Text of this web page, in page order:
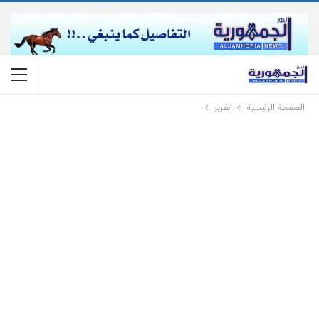
الصفحة الرئيسية تقرير